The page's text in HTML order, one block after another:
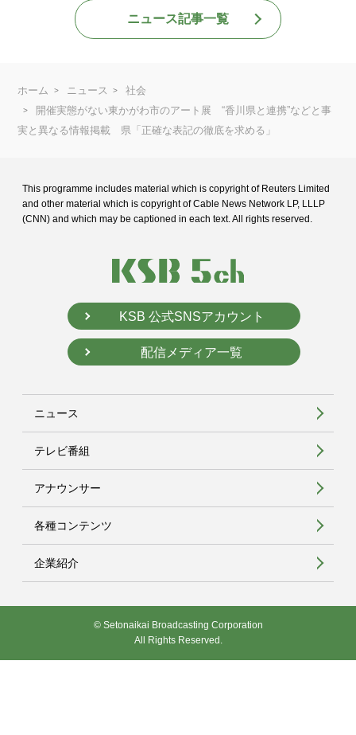
ニュース記事一覧
ホーム ニュース
社会
開催実態がない東かがわ市のアート展 “香川県と連携”などと事
実と異なる情報掲載 県「正確な表記の徹底を求める」
This programme includes material which is copyright of Reuters Limited
and other material which is copyright of Cable News Network LP, LLLP
(CNN) and which may be captioned in each text. All rights reserved.
KSB 公式SNSアカウント
配信メディア一覧
ニュース
テレビ番組
アナウンサー
各種コンテンツ
企業紹介
© Setonaikai Broadcasting Corporation
All Rights Reserved.